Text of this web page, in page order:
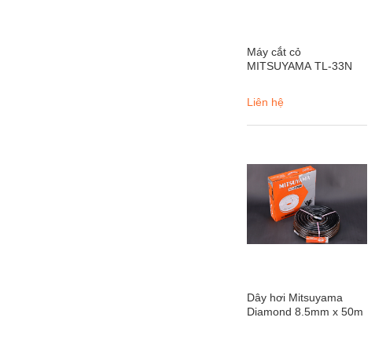
Máy cắt cỏ
MITSUYAMA TL-33N
Liên hệ
Dây hơi Mitsuyama
Diamond 8.5mm x 50m